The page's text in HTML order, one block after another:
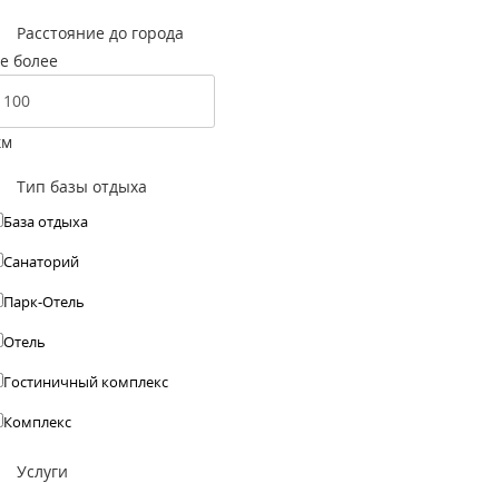
Расстояние до города
более
Тип базы отдыха
База отдыха
Санаторий
Парк-Отель
Отель
Гостиничный комплекс
Комплекс
Услуги